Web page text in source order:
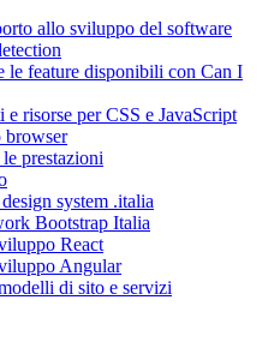
allo sviluppo del software
le feature disponibili con Can I
e risorse per CSS e JavaScript
browser
prestazioni
system .italia
Bootstrap Italia
React
Angular
di sito e servizi